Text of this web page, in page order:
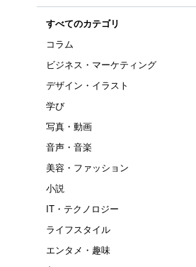
すべてのカテゴリ
コラム
ビジネス・マーケティング
デザイン・イラスト
学び
写真・動画
音声・音楽
美容・ファッション
小説
IT・テクノロジー
ライフスタイル
エンタメ・趣味